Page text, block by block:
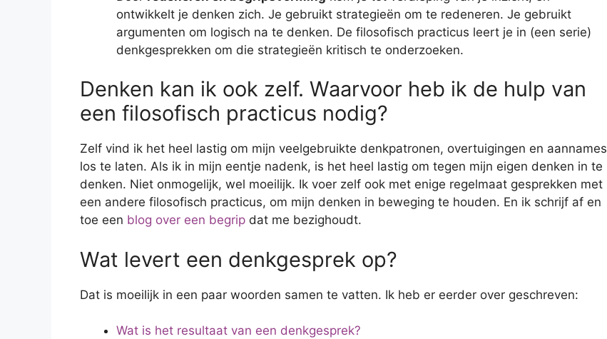
ontwikkelt je denken zich. Je gebruikt strategieën om te redeneren. Je gebruikt
argumenten om logisch na te denken. De filosofisch practicus leert je in (een serie)
denkgesprekken om die strategieën kritisch te onderzoeken.
Denken kan ik ook zelf. Waarvoor heb ik de hulp van
een filosofisch practicus nodig?
Zelf vind ik het heel lastig om mijn veelgebruikte denkpatronen, overtuigingen en aannames
los te laten. Als ik in mijn eentje nadenk, is het heel lastig om tegen mijn eigen denken in te
denken. Niet onmogelijk, wel moeilijk. Ik voer zelf ook met enige regelmaat gesprekken met
een andere filosofisch practicus, om mijn denken in beweging te houden. En ik schrijf af en
toe een blog over een begrip dat me bezighoudt.
Wat levert een denkgesprek op?
Dat is moeilijk in een paar woorden samen te vatten. Ik heb er eerder over geschreven:
Wat is het resultaat van een denkgesprek?